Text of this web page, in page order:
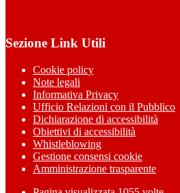
Sezione Link Utili
Cookie policy
Note legali
Informativa Privacy
Ufficio Relazioni con il Pubblico
Dichiarazione di accessibilità
Obiettivi di accessibilità
Whistleblowing
Gestione consensi cookie
Amministrazione trasparente